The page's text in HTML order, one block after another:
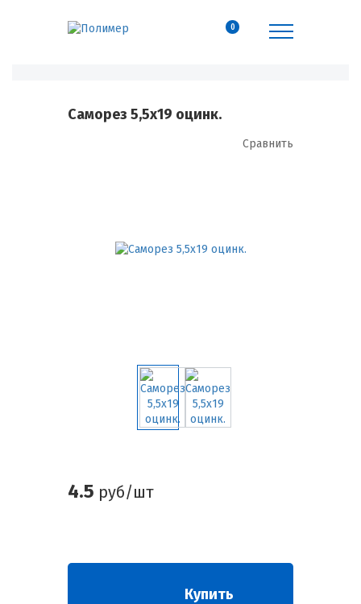
0
Саморез 5,5х19 оцинк.
Сравнить
4.5 руб/шт
Купить